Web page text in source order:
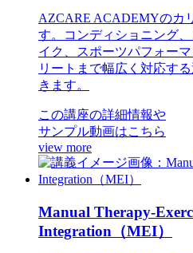
AZCARE ACADEMYのカ
す。コンディショニング
イク、スポーツパフォー
リートまで幅広く対応す
きます。
この講座の詳細情報や
サンプル動画はこちら
view more
Manual Therapy-
Integration（MEI）